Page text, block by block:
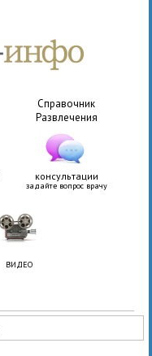
Справочник
Развлечения
консультации
задайте вопрос врачу
ВИДЕО